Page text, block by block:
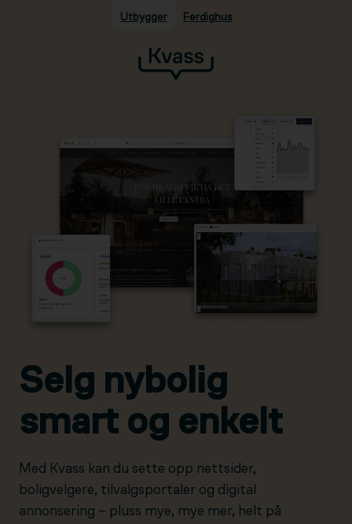
Hopp til hovedinnhold
Utbygger Ferdighus
Selg nybolig
smart og enkelt
Med Kvass kan du sette opp nettsider,
boligvelgere, tilvalgsportaler og digital
annonsering – pluss mye, mye mer, helt på